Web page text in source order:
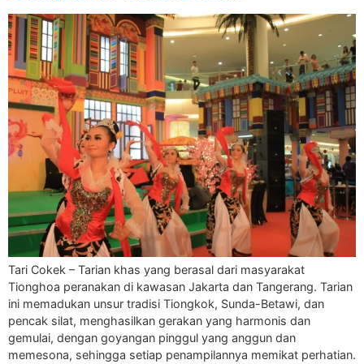
Tari Cokek – Tarian khas yang berasal dari masyarakat
Tionghoa peranakan di kawasan Jakarta dan Tangerang. Tarian
ini memadukan unsur tradisi Tiongkok, Sunda-Betawi, dan
pencak silat, menghasilkan gerakan yang harmonis dan
gemulai, dengan goyangan pinggul yang anggun dan
memesona, sehingga setiap penampilannya memikat perhatian.